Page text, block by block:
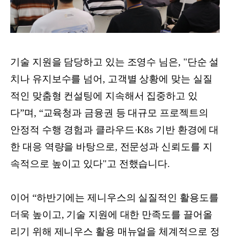
기술 지원을 담당하고 있는 조영수 님은, "단순 설
치나 유지보수를 넘어, 고객별 상황에 맞는 실질
적인 맞춤형 컨설팅에 지속해서 집중하고 있
다”며, “교육청과 금융권 등 대규모 프로젝트의
안정적 수행 경험과 클라우드·K8s 기반 환경에 대
한 대응 역량을 바탕으로, 전문성과 신뢰도를 지
속적으로 높이고 있다"고 전했습니다.
이어 “하반기에는 제니우스의 실질적인 활용도를
더욱 높이고, 기술 지원에 대한 만족도를 끌어올
리기 위해 제니우스 활용 매뉴얼을 체계적으로 정